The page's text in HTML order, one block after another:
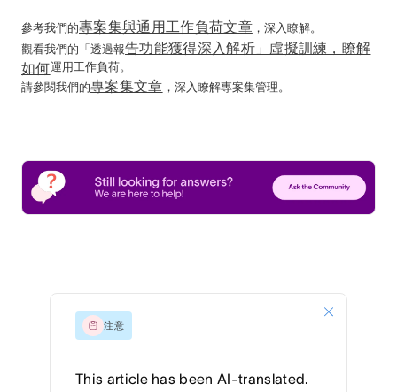
參考我們的專案集與通用工作負荷文章，深入瞭解。
觀看我們的「透過報告功能獲得深入解析」虛擬訓練，瞭解
如何運用工作負荷。
請參閱我們的專案集文章 ，深入瞭解專案集管理。
注意
This article has been AI-translated.